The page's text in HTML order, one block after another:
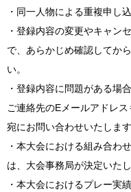
・同一人物による重複申し
・登録内容の変更やキャン
で、あらかじめ確認してか
い。
・登録内容に問題がある場
ご連絡先のEメールアドレ
宛にお問い合わせいたします
・本大会における組み合わ
は、大会事務局が決定いたし
・本大会におけるプレー実